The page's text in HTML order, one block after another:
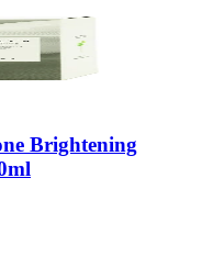
Brightening